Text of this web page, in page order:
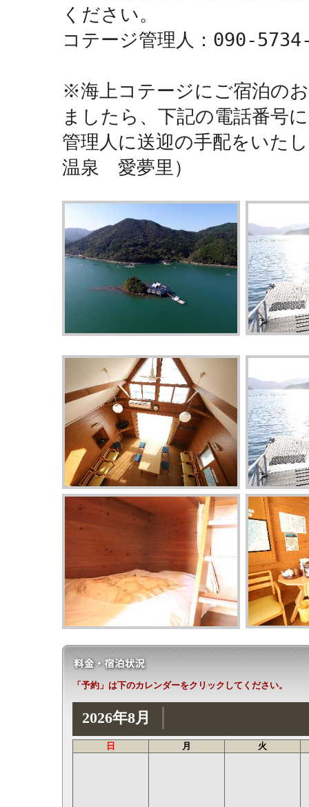
ください。
コテージ管理人：090-
※海上コテージにご宿泊の
ましたら、下記の電話番号
管理人に送迎の手配をいた
温泉　愛夢里）
「予約」は下のカレンダーをクリックしてください。
2026年8月
日 月 火